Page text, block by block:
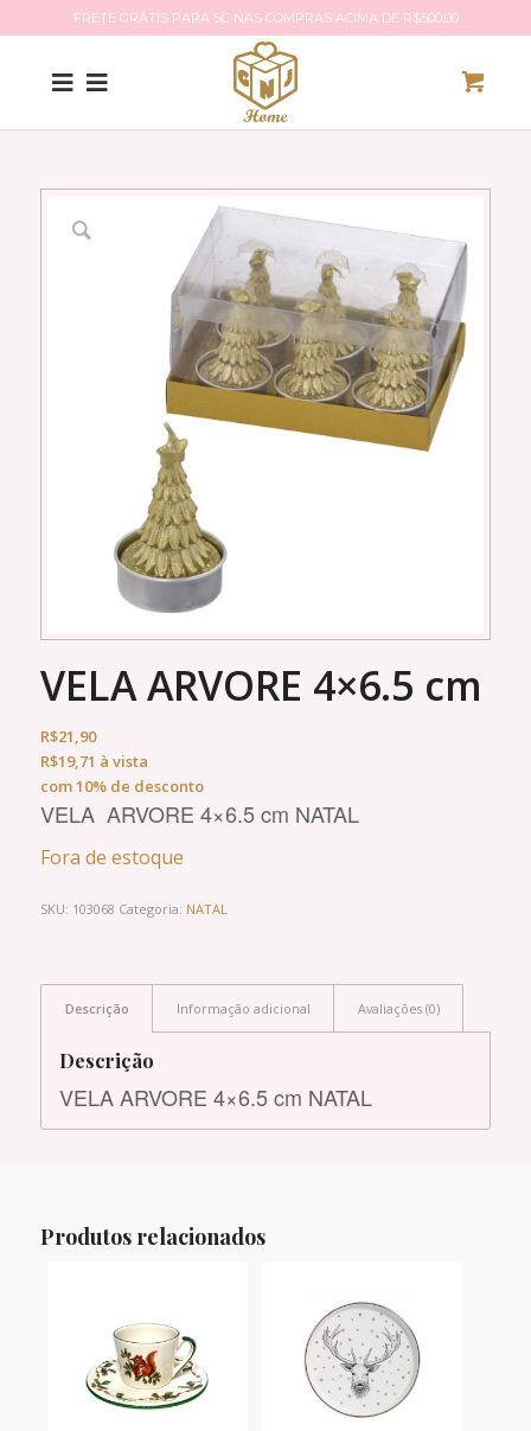
FRETE GRÁTIS PARA SC NAS COMPRAS ACIMA DE R$500,00
VELA ARVORE 4×6.5 cm
R$21,90
R$19,71 à vista
com 10% de desconto
VELA ARVORE 4×6.5 cm NATAL
Fora de estoque
SKU: 103068 Categoria: NATAL
Descrição Informação adicional Avaliações (0)
Descrição
VELA ARVORE 4×6.5 cm NATAL
Produtos relacionados